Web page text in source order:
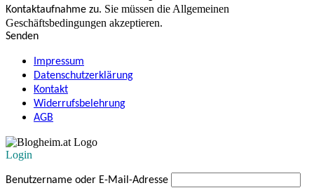
Kontaktaufnahme zu. Sie müssen die Allgemeinen
Geschäftsbedingungen akzeptieren.
Senden
Impressum
Datenschutzerklärung
Kontakt
Widerrufsbelehrung
AGB
Login
Benutzername oder E-Mail-Adresse